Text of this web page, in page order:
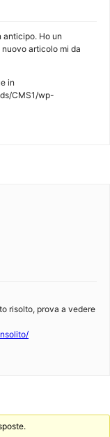
anticipo. Ho un
articolo mi da
in
CMS1/wp-
risolto, prova a vedere